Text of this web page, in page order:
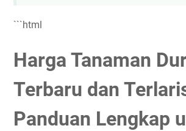
Tips Membeli Tanaman Durian yang Tepat
Kesimpulan
```html
Harga Tanaman
Terbaru dan
Panduan Lengkap